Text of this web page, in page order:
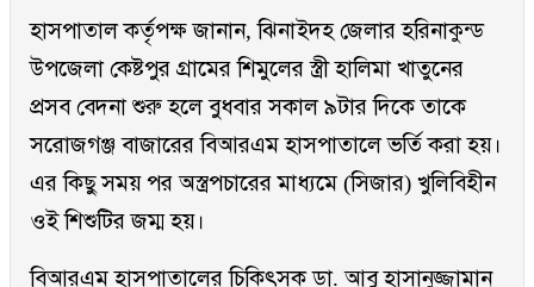
হাসপাতাল কর্তৃপক্ষ জানান, ঝিনাইদহ জেলার হরিনাকুন্ড
উপজেলা কেষ্টপুর গ্রামের শিমুলের স্ত্রী হালিমা খাতুনের
প্রসব বেদনা শুরু হলে বুধবার সকাল ৯টার দিকে তাকে
সরোজগঞ্জ বাজারের বিআরএম হাসপাতালে ভর্তি করা হয়।
এর কিছু সময় পর অস্ত্রপচারের মাধ্যমে (সিজার) খুলিবিহীন
ওই শিশুটির জম্ম হয়।
বিআরএম হাসপাতালের চিকিৎসক ডা. আবু হাসানুজ্জামান